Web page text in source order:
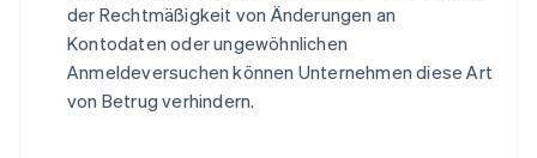
der Rechtmäßigkeit von Änderungen an
Kontodaten oder ungewöhnlichen
Anmeldeversuchen können Unternehmen diese Art
von Betrug verhindern.